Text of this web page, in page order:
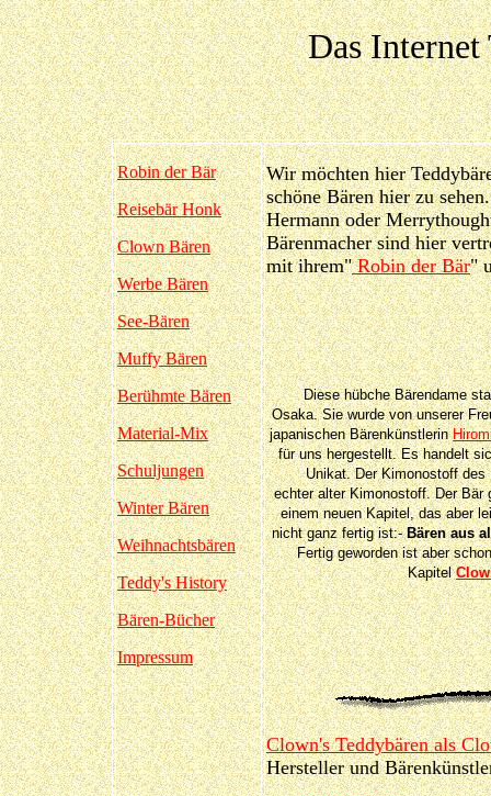
Das Internet
Robin der Bär
Reisebär Honk
Clown Bären
Werbe Bären
See-Bären
Muffy Bären
Berühmte Bären
Material-Mix
Schuljungen
Winter Bären
Weihnachtsbären
Teddy's History
Bären-Bücher
Impressum
Wir möchten hier
schöne Bären hier zu
Hermann oder
Bärenmacher sind hier
mit ihrem"Robin der Bär"
Diese hübche Bärendame
Osaka. Sie wurde von unserer
japanischen Bärenkünstlerin
für uns hergestellt. Es handelt
Unikat. Der Kimonostoff des
echter alter Kimonostoff. Der Bär
einem neuen Kapitel, das aber
nicht ganz fertig ist:-Bären aus
Fertig geworden ist aber
Kapitel
Clown's Teddybären als
Hersteller und